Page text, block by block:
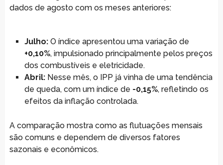
dados de agosto com os meses anteriores:
Julho:O índice apresentou uma variação de
+0,10%, impulsionado principalmente pelos preços
dos combustíveis e eletricidade.
Abril:Nesse mês, o IPP já vinha de uma tendência
de queda, com um índice de -0,15%, refletindo os
efeitos da inflação controlada.
A comparação mostra como as flutuações mensais
são comuns e dependem de diversos fatores
sazonais e econômicos.